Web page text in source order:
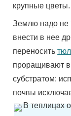
крупные цветы.
Землю надо не
внести в нее
переносить
проращивают
субстратом:
почвы